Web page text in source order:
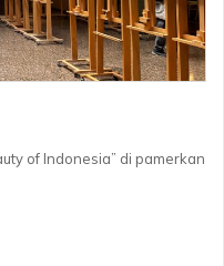
of Indonesia” di pamerkan